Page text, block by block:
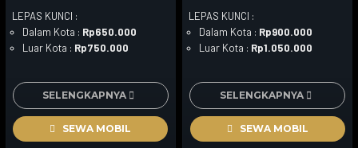
LEPAS KUNCI :
Dalam Kota : Rp650.000
Luar Kota : Rp750.000
SELENGKAPNYA
SEWA MOBIL
LEPAS KUNCI :
Dalam Kota : Rp900.000
Luar Kota : Rp1.050.000
SELENGKAPNYA
SEWA MOBIL